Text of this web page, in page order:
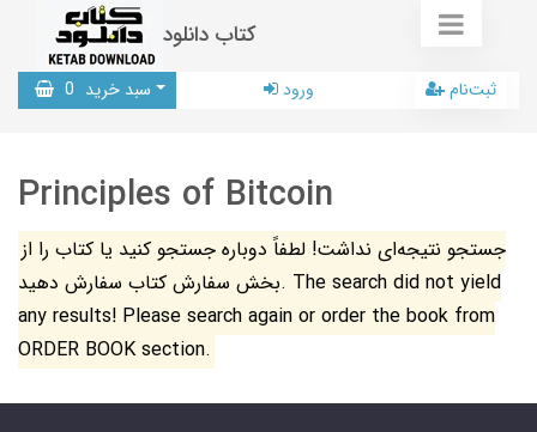
کتاب دانلود
سبد خرید 0 ورود ثبت‌نام
Principles of Bitcoin
جستجو نتیجه‌ای نداشت! لطفاً دوباره جستجو کنید یا کتاب را از
بخش سفارش کتاب سفارش دهید. The search did not yield
any results! Please search again or order the book from
ORDER BOOK section.